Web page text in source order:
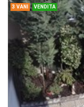
3 VANI VENDITA